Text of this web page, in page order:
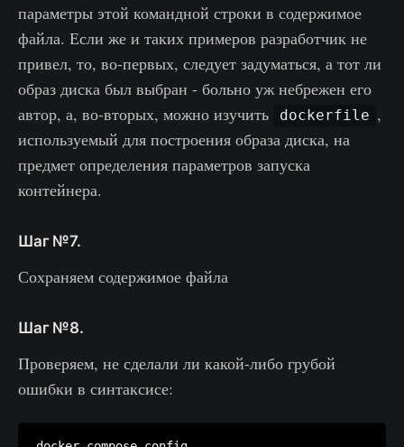
параметры этой командной строки в содержимое
файла. Если же и таких примеров разработчик не
привел, то, во-первых, следует задуматься, а тот ли
образ диска был выбран - больно уж небрежен его
автор, а, во-вторых, можно изучить
dockerfile ,
используемый для построения образа диска, на
предмет определения параметров запуска
контейнера.
Шаг №7.
Сохраняем содержимое файла
Шаг №8.
Проверяем, не сделали ли какой-либо грубой
ошибки в синтаксисе: